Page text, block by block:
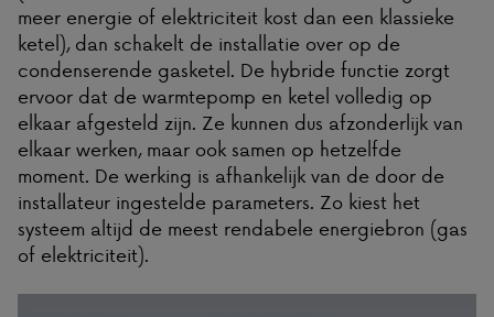
meer energie of elektriciteit kost dan een klassieke
ketel), dan schakelt de installatie over op de
condenserende gasketel. De hybride functie zorgt
ervoor dat de warmtepomp en ketel volledig op
elkaar afgesteld zijn. Ze kunnen dus afzonderlijk van
elkaar werken, maar ook samen op hetzelfde
moment. De werking is afhankelijk van de door de
installateur ingestelde parameters. Zo kiest het
systeem altijd de meest rendabele energiebron (gas
of elektriciteit).